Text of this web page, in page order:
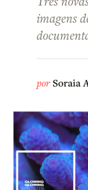
imagens
porSoraia